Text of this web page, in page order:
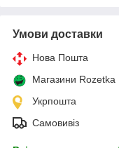
Умови доставки
Нова Пошта
Магазини Rozetka
Укрпошта
Самовивіз